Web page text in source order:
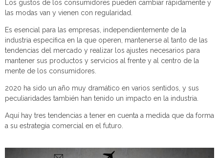
Los gustos de los consumidores pueden cambiar rápidamente y
las modas van y vienen con regularidad.
Es esencial para las empresas, independientemente de la
industria específica en la que operen, mantenerse al tanto de las
tendencias del mercado y realizar los ajustes necesarios para
mantener sus productos y servicios al frente y al centro de la
mente de los consumidores.
2020 ha sido un año muy dramático en varios sentidos, y sus
peculiaridades también han tenido un impacto en la industria.
Aquí hay tres tendencias a tener en cuenta a medida que da forma
a su estrategia comercial en el futuro.